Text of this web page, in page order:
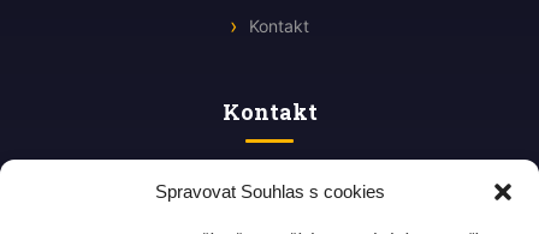
Spravovat Souhlas s cookies
Kontakt
Kontakt
Štefánikova 605/46b